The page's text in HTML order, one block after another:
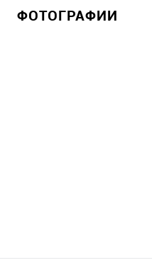
ФОТОГРАФИИ